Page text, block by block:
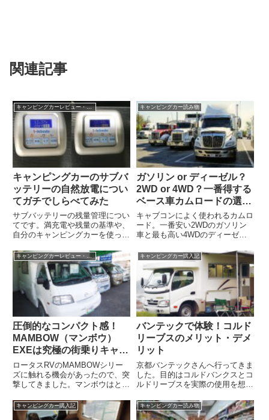
関連記事
キャンピングカーレビュー・検証
キャンピングカーのサブバ
ッテリーの自然放電につい
てガチでしらべてみた
サブバッテリーの残量管理につい
てです。満充電や残量の基準や、
自分のキャンピングカーを使った
けでは知り得ない情報を掲載して
います
キャンピングカー読み物
ガソリン or ディーゼル？
2WD or 4WD？一番得する
ベース車カムロードの選び
方
キャブコンによく使われるカムロ
ード。一番安い2WDのガソリン
車と最も高い4WDのディーゼル
うのかあまり詳しくない人に向け
て整理してみました
キャンピングカーレビュー・検証
圧倒的なコンパクト感！
MAMBOW（マンボウ）
EXEは究極の街乗りキャブ
コンだ！
ロータスRVのMAMBOWシリー
ズに触れる機会があったので、突
撃してきました。マンボウはとに
く気になっている人に向けてレビ
ューをしてみたいと思います
キャンピングカー購入記
バンテックで体験！コルド
リーブスのメリット・デメ
リット
京都バンテックさんへ行ってきま
した。目的はコルドバンクスとコ
ルドリーブスを実際の使用を想定
回に分けて今回はコルドリーブス
についてレポートします
キャンピングカー購入記 キャンピングカー読み物